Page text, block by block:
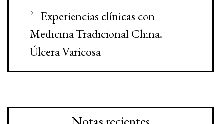
Experiencias clínicas con
Medicina Tradicional China.
Úlcera Varicosa